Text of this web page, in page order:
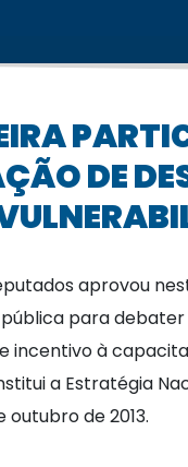
DE
aprovou
para
incentivo à
a Estratégia
outubro de 2013.